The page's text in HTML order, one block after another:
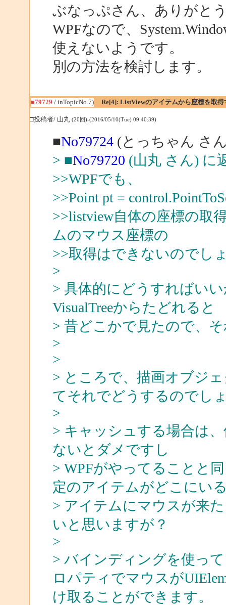
ぶなっぷさん、ありがと
WPFなので、
使えないようです。
別の方法を検討します。
■79729 / inTopicNo.7) Re[4]: ListViewのアイテムから座標を取得
□投稿者/ 山丸 (20回)-(2016/05/10(Tue) 09:40:39)
■No79724(とっちゃん さ
> ■No79720 (山丸 さん) に
>>WPFでも、
>>Point pt =
>>listview自体の座標の取
ムのマウス座標の
>>取得はできないのでし
>
> 具体的にどうすればい
VisualTreeからたどれると
> 昔どこかで見たので、
>
>
> ところで、描画オブジ
てそれでどうするのでし
>
> キャッシュする場合は
ないとダメですし
> WPFがやってることと
定のアイテムがどこにい
> アイテムにマウスが来
いと思いますが？
>
> バインディングを使っ
ロパティでマウスが
け取ることができます。